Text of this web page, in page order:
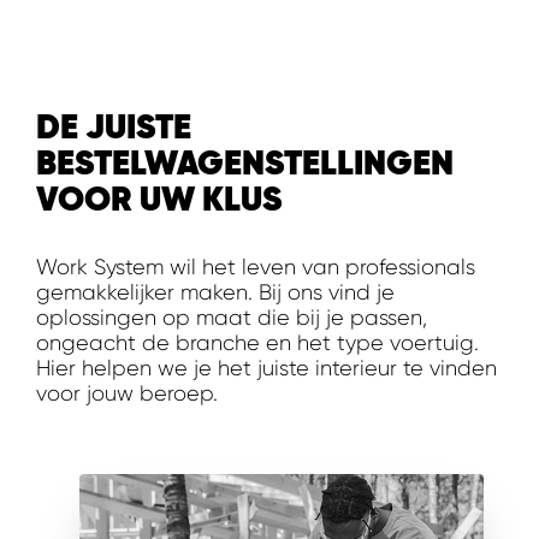
DE JUISTE
BESTELWAGENSTELLINGEN
VOOR UW KLUS
Work System wil het leven van professionals
gemakkelijker maken. Bij ons vind je
oplossingen op maat die bij je passen,
ongeacht de branche en het type voertuig.
Hier helpen we je het juiste interieur te vinden
voor jouw beroep.
WORK SYSTEM GORREDIJK
WORK SYSTEM GRONINGEN
WORK SYSTEM HARDERWIJK
WORK SYSTEM HARMELEN
WORK SYSTEM HARTWERD